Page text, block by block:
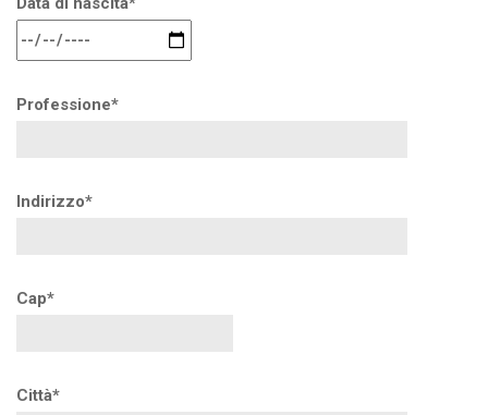
Professione*
Indirizzo*
Cap*
Città*